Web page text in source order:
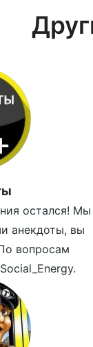
остался! Мы
анекдоты, вы
вопросам